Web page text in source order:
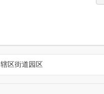
辖区街道园区